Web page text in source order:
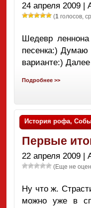
24 апреля 2009 |
(1 голосов,
Шедевр
песенка:) Думаю
варианте:)
Подробнее >>
История рофа,
Первые
22 апреля 2009 |
(Еще не
Ну что ж.
можно уже в